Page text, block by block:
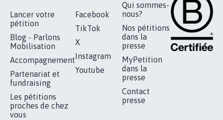
Lancer votre
pétition
Blog - Parlons
Mobilisation
Accompagnement
Partenariat et
fundraising
Les pétitions
proches de chez
vous
Facebook
TikTok
X
Instagram
Youtube
Qui sommes-
nous?
Nos pétitions
dans la
presse
MyPetition
dans la
presse
Contact
presse